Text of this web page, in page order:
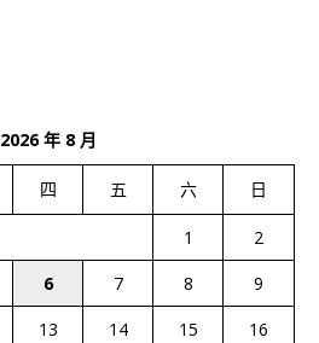
2026 年 8 月
四 五 六 日
1
2
6 7 8
9
13 14 15
16